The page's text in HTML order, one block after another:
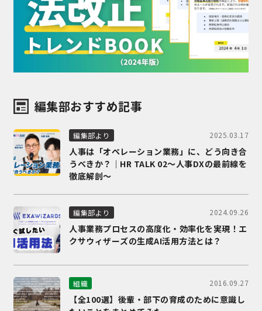
編集部おすすめ記事
編集部より 2025.03.17
人事は「オペレーション業務」に、どう向き合
うべきか？｜HR TALK 02～人事DXの最前線を
徹底解剖～
編集部より 2024.09.26
人事業務プロセスの高度化・効率化を実現！エ
クサウィザーズの生成AI活用方法とは？
組織 2016.09.27
【全100選】後輩・部下の育成のために意識し